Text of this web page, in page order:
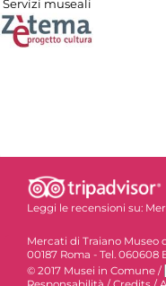
Servizi museali
Leggi le recensioni su:
Mercati di Traiano Museo
00187 Roma - Tel.
© 2017 Musei in Comune /